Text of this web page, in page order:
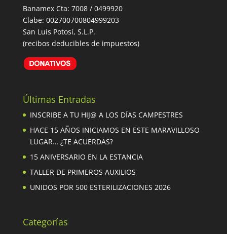
Banamex Cta: 7008 / 0499920
Clabe: 002700700804999203
San Luis Potosí, S.L.P.
(recibos deducibles de impuestos)
Últimas Entradas
INSCRIBE A TU HIJ@ A LOS DÍAS CAMPESTRES
HACE 15 AÑOS INICIAMOS EN ESTE MARAVILLOSO
LUGAR… ¿TE ACUERDAS?
15 ANIVERSARIO EN LA ESTANCIA
TALLER DE PRIMEROS AUXILIOS
UNIDOS POR 500 ESTERILIZACIONES 2026
Categorías